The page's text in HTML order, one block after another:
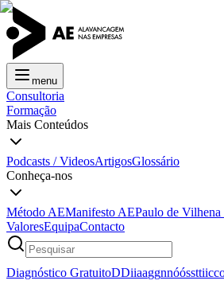
menu
Consultoria
Formação
Mais Conteúdos
Podcasts / VideosArtigosGlossário
Conheça-nos
Método AEManifesto AEPaulo de Vilhena
ValoresEquipaContacto
Diagnóstico GratuitoDDiiaaggnnóóssttiicc